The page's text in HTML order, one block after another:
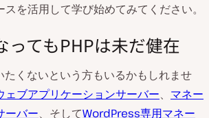
を活用して学び始めてみてください。
ってもPHPは未だ健在
たくないという方もいるかもしれませ
ェブアプリケーションサーバー、 マネー
ーバー、そしてWordPress専用マネー